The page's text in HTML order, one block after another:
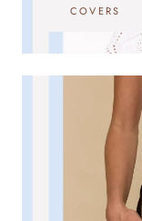
COVERS